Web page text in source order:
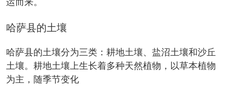
运而来。
哈萨县的土壤
哈萨县的土壤分为三类：耕地土壤、盐沼土壤和沙丘
土壤。耕地土壤上生长着多种天然植物，以草本植物
为主，随季节变化